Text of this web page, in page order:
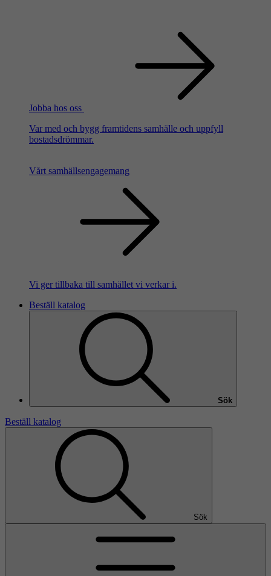
Jobba hos oss
Var med och bygg framtidens samhälle och uppfyll
bostadsdrömmar.
Vårt samhällsengagemang
Vi ger tillbaka till samhället vi verkar i.
Beställ katalog
Sök
Beställ katalog
Sök